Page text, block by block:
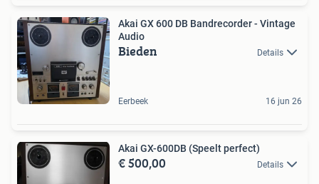
Akai GX 600 DB Bandrecorder - Vintage
Audio
Bieden Details
Eerbeek 16 jun 26
Akai GX-600DB (Speelt perfect)
€ 500,00 Details